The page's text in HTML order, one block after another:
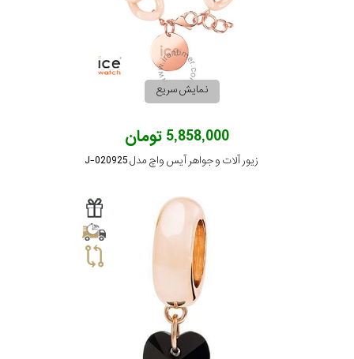
نمایش سریع
5,858,000 تومان
زیور آلات و جواهر آیس واچ مدل J-020925